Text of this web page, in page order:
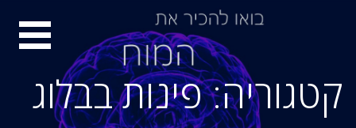
קטגוריה: פינות בבלוג